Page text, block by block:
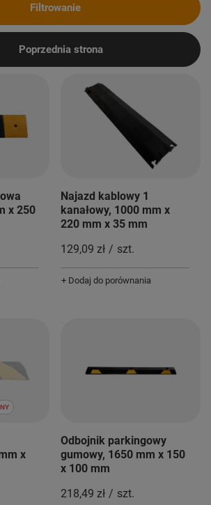
Filtrowanie
Poprzednia strona
x 250
Najazd kablowy 1
kanałowy, 1000 mm x
220 mm x 35 mm
129,09 zł / szt.
+ Dodaj do porównania
x
Odbojnik parkingowy
gumowy, 1650 mm x 150
x 100 mm
218,49 zł / szt.